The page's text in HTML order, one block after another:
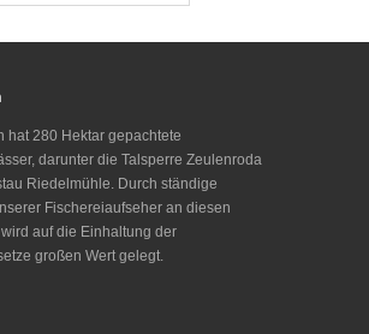
hat 280 Hektar gepachtete
darunter die Talsperre Zeulenroda
Riedelmühle. Durch ständige
Fischereiaufseher an diesen
auf die Einhaltung der
großen Wert gelegt.